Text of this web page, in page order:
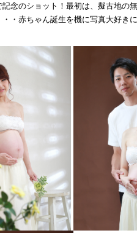
念のショット！最初は、擬古地の
・赤ちゃん誕生を機に写真大好き